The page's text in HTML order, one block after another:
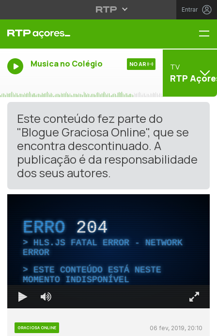
Entrar
Musica no Colégio NO AR TV
RTP
Este conteúdo fez parte do
"Blogue Graciosa Online", que se
encontra descontinuado. A
publicação é da responsabilidade
dos seus autores.
ERRO204
HLS.JS FATAL ERROR - NETWORK
ERROR
ESTE CONTEÚDO ESTÁ NESTE
MOMENTO INDISPONÍVEL
GRACIOSA ONLINE 06 fev, 2019, 20:10